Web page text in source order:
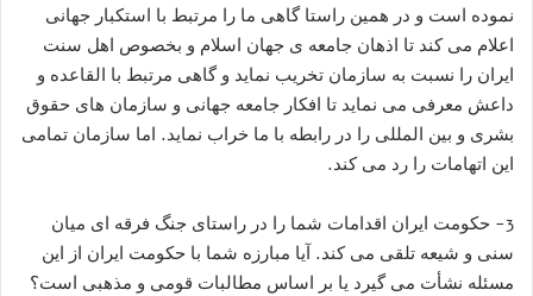
نموده است و در همین راستا گاهی ما را مرتبط با استکبار جهانی
اعلام می کند تا اذهان جامعه ی جهان اسلام و بخصوص اهل سنت
ایران را نسبت به سازمان تخریب نماید و گاهی مرتبط با القاعده و
داعش معرفی می نماید تا افکار جامعه جهانی و سازمان های حقوق
بشری و بین المللی را در رابطه با ما خراب نماید. اما سازمان تمامی
این اتهامات را رد می كند.
3- حکومت ایران اقدامات شما را در راستای جنگ فرقه ای میان
سنی و شیعه تلقی می کند. آیا مبارزه شما با حکومت ایران از این
مسئله نشأت می گیرد یا بر اساس مطالبات قومی و مذهبى است؟